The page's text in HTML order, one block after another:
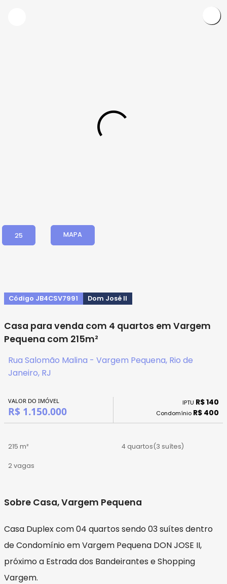
25 MAPA
Código JB4CSV7991 Dom José II
Casa para venda com 4 quartos em Vargem
Pequena com 215m²
Rua Salomão Malina - Vargem Pequena, Rio de
Janeiro, RJ
VALOR DO IMÓVEL
R$ 1.150.000
IPTU R$ 140
Condomínio R$ 400
215 m² 4 quartos(3 suítes)
2 vagas
Sobre Casa, Vargem Pequena
Casa Duplex com 04 quartos sendo 03 suítes dentro
de Condomínio em Vargem Pequena DON JOSE II,
próximo a Estrada dos Bandeirantes e Shopping
Vargem.